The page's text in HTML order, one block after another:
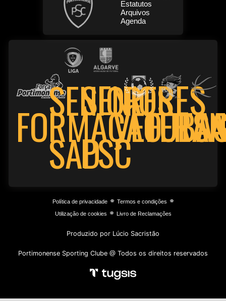
Estatutos
Arquivos
Agenda
FORMAÇÃO
SENIORES
SAD
SENIORES
PSC
Política de privacidade⌯ Termos e condições ⌯
Utilização de cookies ⌯ Livro de Reclamações
Produzido por Lúcio Sacristão
Portimonense Sporting Clube @ Todos os direitos reservados